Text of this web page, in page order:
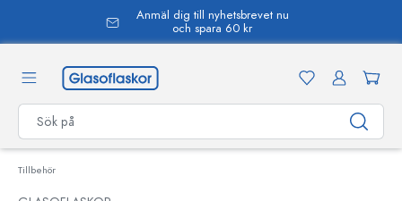
Anmäl dig till nyhetsbrevet nu
och spara 60 kr
Tillbehör